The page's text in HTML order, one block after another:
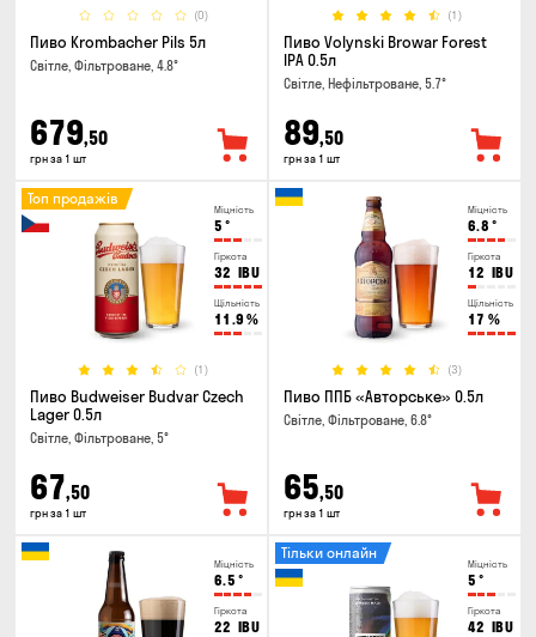
(0)
Пиво Krombacher Pils 5л
Світле, Фільтроване, 4.8°
679,50
грн за 1 шт
(1)
Пиво Volynski Browar Forest
IPA 0.5л
Світле, Нефільтроване, 5.7°
89,50
грн за 1 шт
Міцність
5 °
Гіркота
32 IBU
Щільність
11.9 %
(1)
Топ продажів
Пиво Budweiser Budvar Czech
Lager 0.5л
Світле, Фільтроване, 5°
67,50
грн за 1 шт
Міцність
6.8 °
Гіркота
12 IBU
Щільність
17 %
(3)
Пиво ППБ «Авторське» 0.5л
Світле, Фільтроване, 6.8°
65,50
грн за 1 шт
Міцність
6.5 °
Гіркота
22 IBU
Міцність
5 °
Гіркота
42 IBU
Тільки онлайн